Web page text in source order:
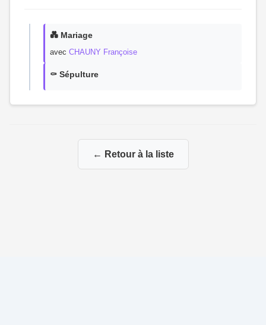
💑 Mariage
avec CHAUNY Françoise
⚰️ Sépulture
← Retour à la liste